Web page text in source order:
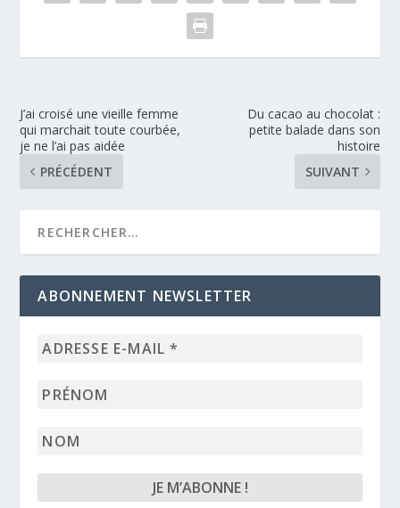
J’ai croisé une vieille femme
qui marchait toute courbée,
je ne l’ai pas aidée
PRÉCÉDENT
Du cacao au chocolat :
petite balade dans son
histoire
SUIVANT
ABONNEMENT NEWSLETTER
Adresse
*
Prénom
Nom